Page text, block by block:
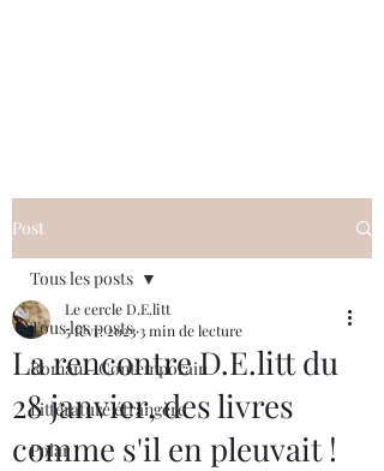
Post
Tous les posts
Roman - Contemporain
Littérature étrangère
Polar
Tous les posts
La rencontre D.E.litt du
28 janvier, des livres
comme s'il en pleuvait !
Le cercle D.E.litt
5 févr. 20233 min de lecture